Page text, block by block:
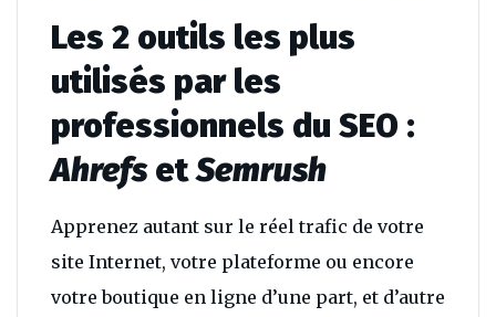
Les 2 outils les plus
utilisés par les
professionnels du SEO :
AhrefsetSemrush
Apprenez autant sur le réel trafic de votre
site Internet, votre plateforme ou encore
votre boutique en ligne d’une part, et d’autre